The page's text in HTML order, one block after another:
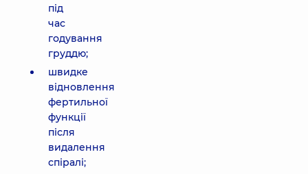
під
час
годування
груддю;
швидке
відновлення
фертильної
функції
після
видалення
спіралі;